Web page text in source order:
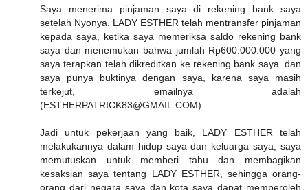
Saya menerima pinjaman saya di rekening bank saya
setelah Nyonya. LADY ESTHER telah mentransfer pinjaman
kepada saya, ketika saya memeriksa saldo rekening bank
saya dan menemukan bahwa jumlah Rp600.000.000 yang
saya terapkan telah dikreditkan ke rekening bank saya. dan
saya punya buktinya dengan saya, karena saya masih
terkejut, emailnya adalah
(ESTHERPATRICK83@GMAIL.COM)
Jadi untuk pekerjaan yang baik, LADY ESTHER telah
melakukannya dalam hidup saya dan keluarga saya, saya
memutuskan untuk memberi tahu dan membagikan
kesaksian saya tentang LADY ESTHER, sehingga orang-
orang dari negara saya dan kota saya dapat memperoleh